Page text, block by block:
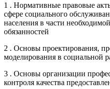
1 . Нормативные правовые
сфере социального
населения в части
обязанностей
2 . Основы проектирования,
моделирования в социальной
3 . Основы организации
контроля качества